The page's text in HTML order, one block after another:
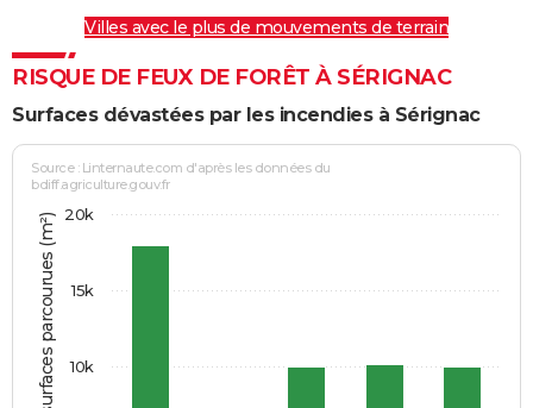
Villes avec le plus de mouvements de terrain
RISQUE DE FEUX DE FORÊT À SÉRIGNAC
Surfaces dévastées par les incendies à Sérignac
Source : Linternaute.com d'après les données du
bdiff.agriculture.gouv.fr
10k
15k
20k